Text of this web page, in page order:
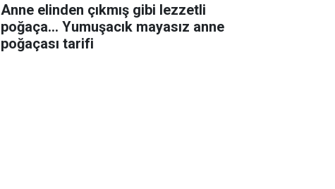
Anne elinden çıkmış gibi lezzetli
poğaça... Yumuşacık mayasız anne
poğaçası tarifi